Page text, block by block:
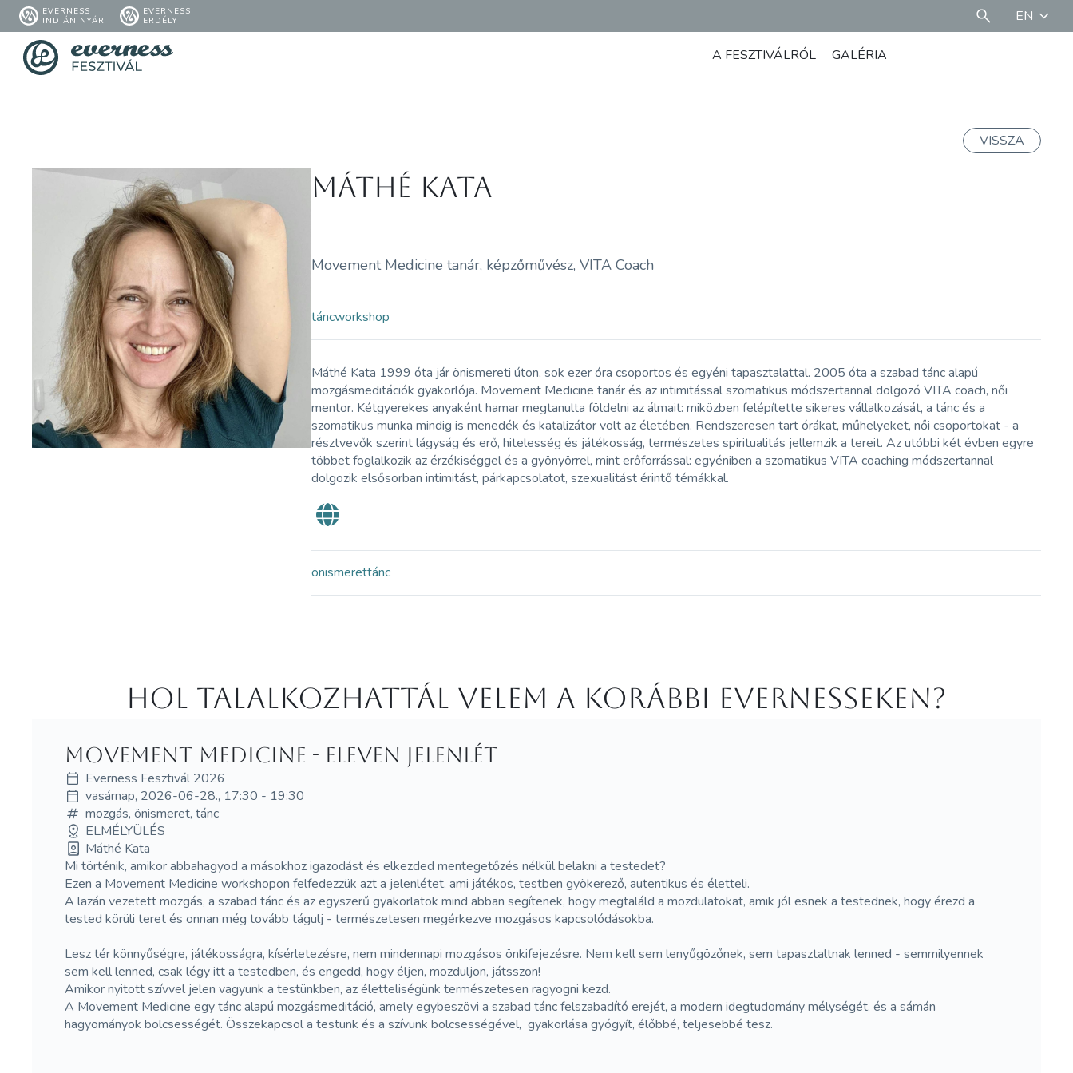
EVERNESS
INDIÁN NYÁR
EVERNESS
ERDÉLY
EN
A FESZTIVÁLRÓL GALÉRIA
VISSZA
Máthé Kata
Movement Medicine tanár, képzőművész, VITA Coach
táncworkshop
Máthé Kata 1999 óta jár önismereti úton, sok ezer óra csoportos és egyéni tapasztalattal. 2005 óta a szabad tánc alapú
mozgásmeditációk gyakorlója. Movement Medicine tanár és az intimitással szomatikus módszertannal dolgozó VITA coach, női
mentor. Kétgyerekes anyaként hamar megtanulta földelni az álmait: miközben felépítette sikeres vállalkozását, a tánc és a
szomatikus munka mindig is menedék és katalizátor volt az életében. Rendszeresen tart órákat, műhelyeket, női csoportokat - a
résztvevők szerint lágyság és erő, hitelesség és játékosság, természetes spiritualitás jellemzik a tereit. Az utóbbi két évben egyre
többet foglalkozik az érzékiséggel és a gyönyörrel, mint erőforrással: egyéniben a szomatikus VITA coaching módszertannal
dolgozik elsősorban intimitást, párkapcsolatot, szexualitást érintő témákkal.
önismerettánc
Hol Talalkozhattál velem a korábbi Evernesseken?
Movement medicine - Eleven jelenlét
Everness Fesztivál 2026
vasárnap, 2026-06-28., 17:30 - 19:30
mozgás, önismeret, tánc
ELMÉLYÜLÉS
Máthé Kata
Mi történik, amikor abbahagyod a másokhoz igazodást és elkezded mentegetőzés nélkül belakni a testedet?
Ezen a Movement Medicine workshopon felfedezzük azt a jelenlétet, ami játékos, testben gyökerező, autentikus és életteli.
A lazán vezetett mozgás, a szabad tánc és az egyszerű gyakorlatok mind abban segítenek, hogy megtaláld a mozdulatokat, amik jól esnek a testednek, hogy érezd a
tested körüli teret és onnan még tovább tágulj - természetesen megérkezve mozgásos kapcsolódásokba.
Lesz tér könnyűségre, játékosságra, kísérletezésre, nem mindennapi mozgásos önkifejezésre. Nem kell sem lenyűgözőnek, sem tapasztaltnak lenned - semmilyennek
sem kell lenned, csak légy itt a testedben, és engedd, hogy éljen, mozduljon, játsszon!
Amikor nyitott szívvel jelen vagyunk a testünkben, az életteliségünk természetesen ragyogni kezd.
A Movement Medicine egy tánc alapú mozgásmeditáció, amely egybeszövi a szabad tánc felszabadító erejét, a modern idegtudomány mélységét, és a sámán
hagyományok bölcsességét. Összekapcsol a testünk és a szívünk bölcsességével, gyakorlása gyógyít, élőbbé, teljesebbé tesz.